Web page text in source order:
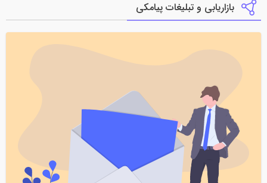
بازاریابی و تبلیغات پیامکی